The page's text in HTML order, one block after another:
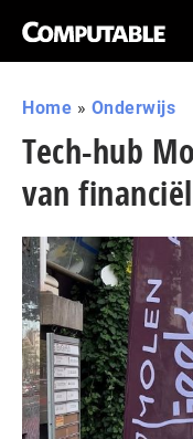
Home » Onderwijs
Tech-hub
van